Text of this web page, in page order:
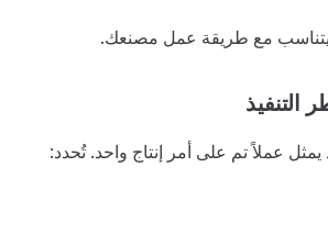
يتناسب مع طريقة عمل مصنعك.
التنفيذ
عملاً تم على أمر إنتاج واحد. تُحدد: